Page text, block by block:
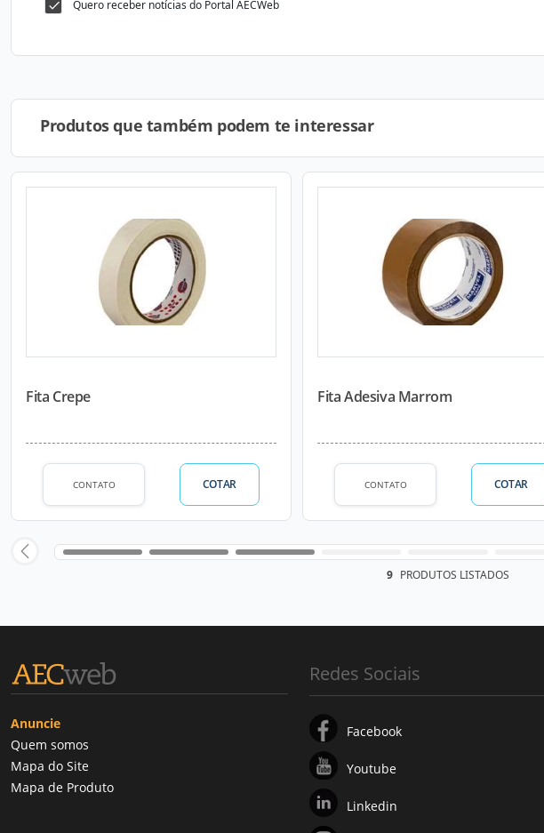
Quero receber notícias do Portal AECWeb
Produtos que também podem te interessar
Fita Crepe
CONTATO COTAR
Fita Adesiva Marrom
CONTATO COTAR
9 PRODUTOS LISTADOS
Anuncie
Quem somos
Mapa do Site
Mapa de Produto
Redes Sociais
Facebook
Youtube
Linkedin